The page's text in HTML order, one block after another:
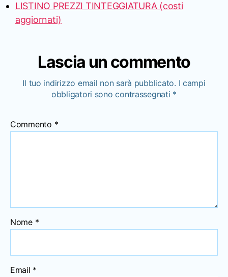
LISTINO PREZZI TINTEGGIATURA (costi
aggiornati)
Lascia un commento
Il tuo indirizzo email non sarà pubblicato. I campi
obbligatori sono contrassegnati *
Commento *
Nome *
Email *